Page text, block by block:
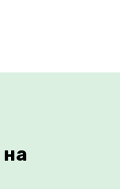
на